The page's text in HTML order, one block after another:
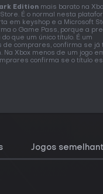
Edition mais barato na
É o normal nesta
em keyshop e a Microsoft
o Game Pass, porque a
que um único título. É um
de comprares, confirma se já
Na Xbox menos de um jogo
confirma se o título
Jogos